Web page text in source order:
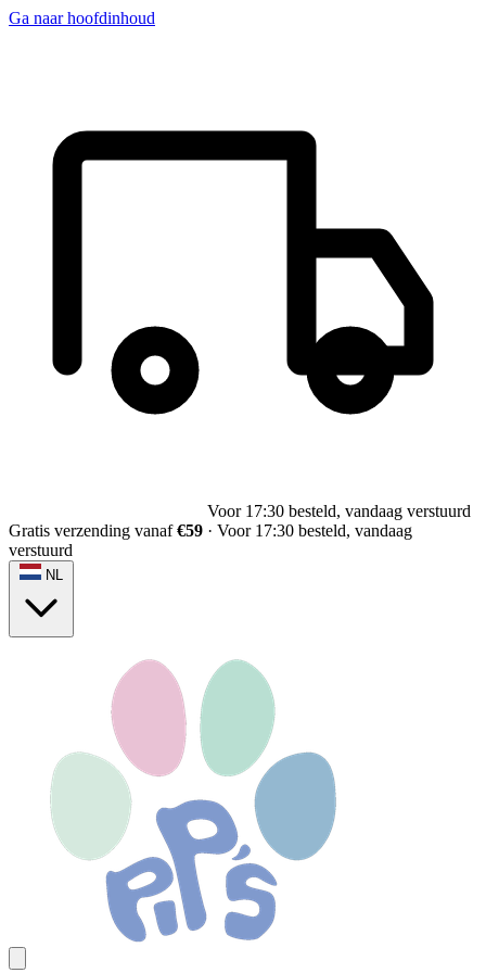
Ga naar hoofdinhoud
Voor 17:30 besteld, vandaag verstuurd
Gratis verzending vanaf€59 · Voor 17:30 besteld, vandaag
verstuurd
NL